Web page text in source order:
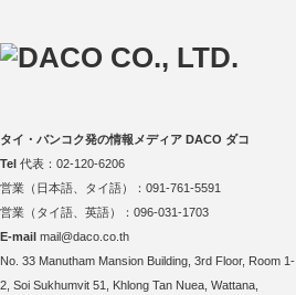
タイ・バンコク発の情報メディア DACO ダコ
Tel 代表：02-120-6206
営業（日本語、タイ語）：091-761-5591
営業（タイ語、英語）：096-031-1703
E-mail mail@daco.co.th
No. 33 Manutham Mansion Building, 3rd Floor, Room 1-
2, Soi Sukhumvit 51, Khlong Tan Nuea, Wattana,